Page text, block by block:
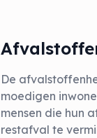
De
moedigen
mensen die hun
restafval te